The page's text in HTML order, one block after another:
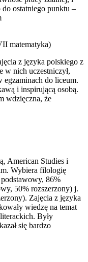
do ostatniego punktu –
matematyka)
z języka polskiego z
w nich uczestniczył,
egzaminach do liceum.
i inspirującą osobą.
wdzięczna, że
American Studies i
Wybiera filologię
86%
50% rozszerzony) j.
Zajęcia z języka
wiedzę na temat
Były
się bardzo